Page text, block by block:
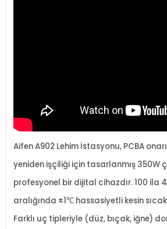
Aifen A902 Lehim İstasyonu, PCBA
yeniden işçiliği için tasarlanmış 350W ç
profesyonel bir dijital cihazdır. 100 ila
aralığında ±1℃ hassasiyetli kesin s
Farklı uç tipleriyle (düz, bıçak, iğne)